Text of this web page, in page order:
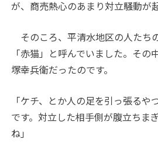
が、商売熱心のあまり対立騒動が
そのころ、平清水地区の人たち
「赤猫」と呼んでいました。その
塚幸兵衛だったのです。
「ケチ、とか人の足を引っ張るや
です。対立した相手側が腹立ちま
ね」